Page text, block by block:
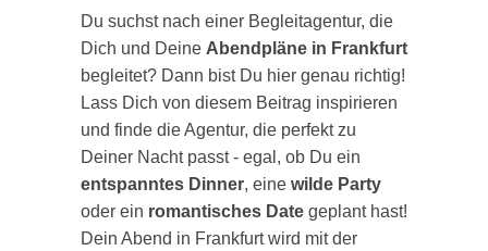
Du suchst nach einer Begleitagentur, die
Dich und Deine Abendpläne in Frankfurt
begleitet? Dann bist Du hier genau richtig!
Lass Dich von diesem Beitrag inspirieren
und finde die Agentur, die perfekt zu
Deiner Nacht passt - egal, ob Du ein
entspanntes Dinner, eine wilde Party
oder ein romantisches Date geplant hast!
Dein Abend in Frankfurt wird mit der